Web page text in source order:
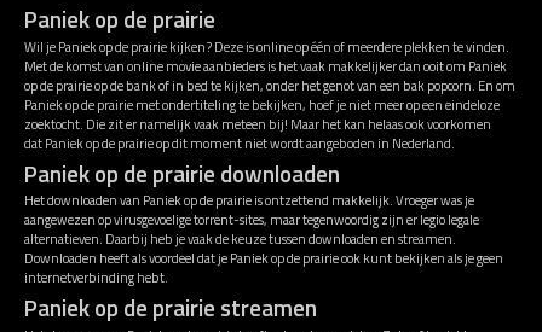
Paniek op de prairie
Wil je Paniek op de prairie kijken? Deze is online op één of meerdere plekken te vinden.
Met de komst van online movie aanbieders is het vaak makkelijker dan ooit om Paniek
op de prairie op de bank of in bed te kijken, onder het genot van een bak popcorn. En om
Paniek op de prairie met ondertiteling te bekijken, hoef je niet meer op een eindeloze
zoektocht. Die zit er namelijk vaak meteen bij! Maar het kan helaas ook voorkomen
dat Paniek op de prairie op dit moment niet wordt aangeboden in Nederland.
Paniek op de prairie downloaden
Het downloaden van Paniek op de prairie is ontzettend makkelijk. Vroeger was je
aangewezen op virusgevoelige torrent-sites, maar tegenwoordig zijn er legio legale
alternatieven. Daarbij heb je vaak de keuze tussen downloaden en streamen.
Downloaden heeft als voordeel dat je Paniek op de prairie ook kunt bekijken als je geen
internetverbinding hebt.
Paniek op de prairie streamen